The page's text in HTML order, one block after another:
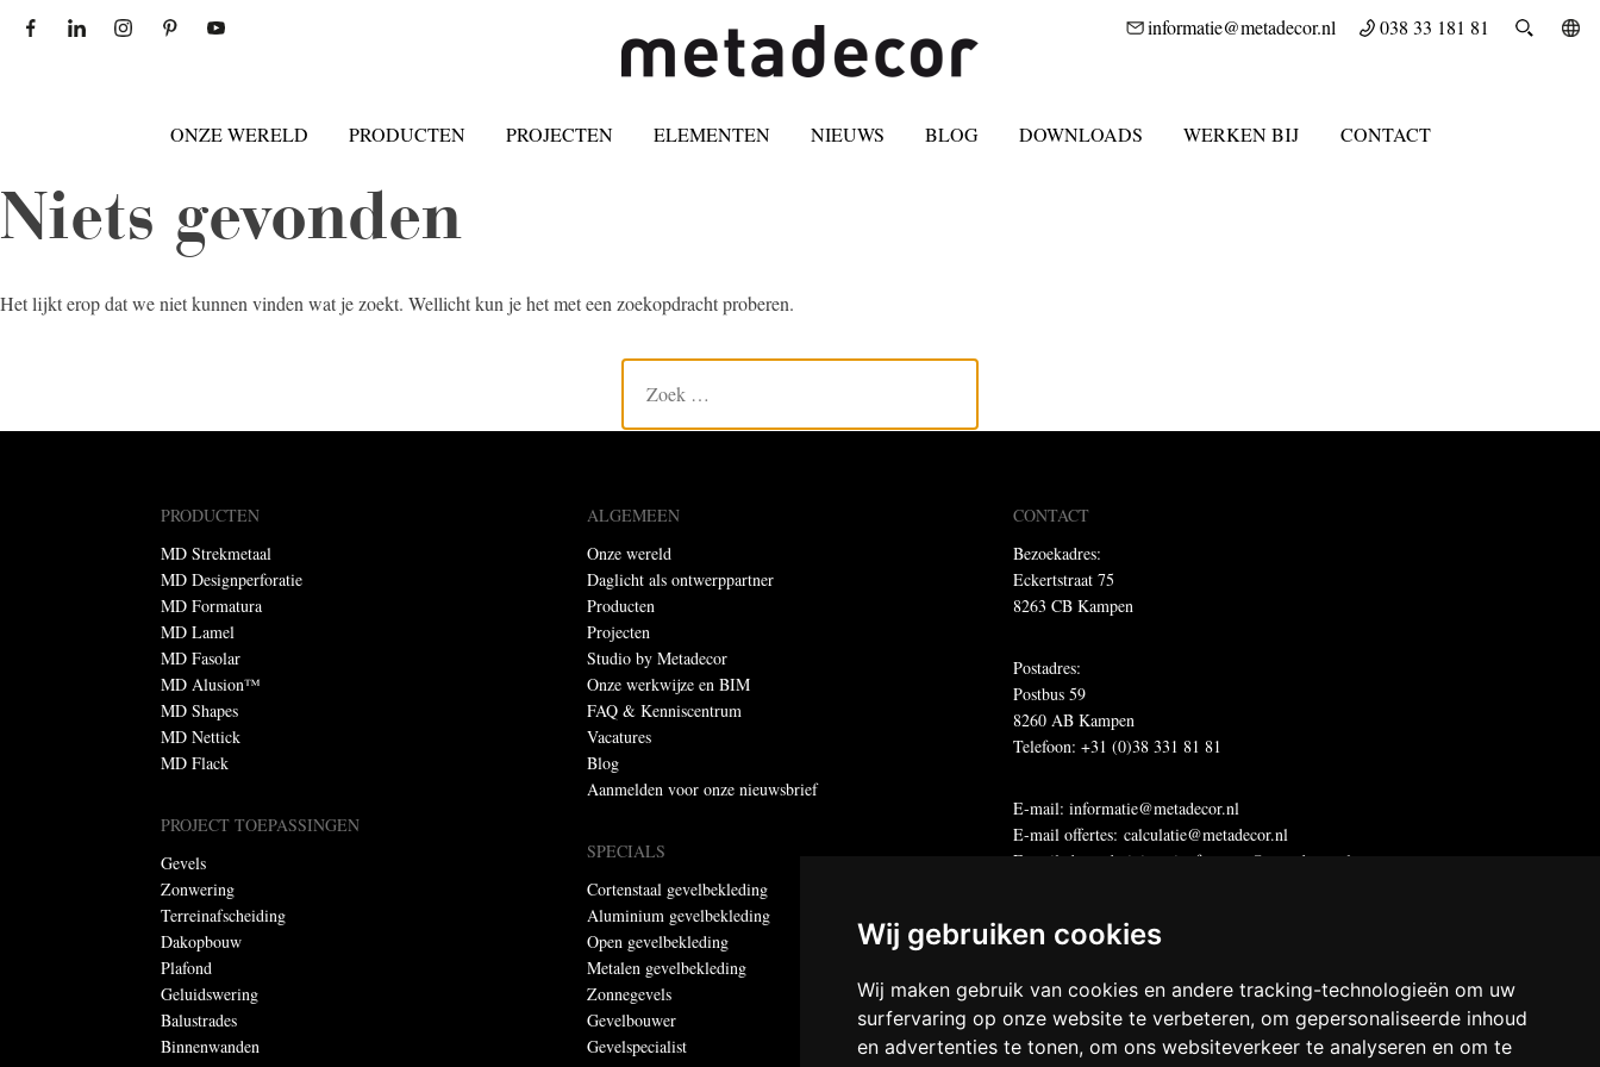
Wij gebruiken cookies
Wij maken gebruik van cookies en andere tracking-technologieën om uw
surfervaring op onze website te verbeteren, om gepersonaliseerde inhoud
en advertenties te tonen, om ons websiteverkeer te analyseren en om te
informatie@metadecor.nl 038 33 181 81
ONZE WERELD PRODUCTEN PROJECTEN ELEMENTEN NIEUWS BLOG DOWNLOADS WERKEN BIJ CONTACT
Niets gevonden
Het lijkt erop dat we niet kunnen vinden wat je zoekt. Wellicht kun je het met een zoekopdracht proberen.
PRODUCTEN
MD Strekmetaal
MD Designperforatie
MD Formatura
MD Lamel
MD Fasolar
MD Alusion™
MD Shapes
MD Nettick
MD Flack
PROJECT TOEPASSINGEN
Gevels
Zonwering
Terreinafscheiding
Dakopbouw
Plafond
Geluidswering
Balustrades
Binnenwanden
ALGEMEEN
Onze wereld
Daglicht als ontwerppartner
Producten
Projecten
Studio by Metadecor
Onze werkwijze en BIM
FAQ & Kenniscentrum
Vacatures
Blog
Aanmelden voor onze nieuwsbrief
SPECIALS
Cortenstaal gevelbekleding
Aluminium gevelbekleding
Open gevelbekleding
Metalen gevelbekleding
Zonnegevels
Gevelbouwer
Gevelspecialist
CONTACT
Bezoekadres:
Eckertstraat 75
8263 CB Kampen
Postadres:
Postbus 59
8260 AB Kampen
Telefoon: +31 (0)38 331 81 81
E-mail:informatie@metadecor.nl
E-mail offertes:calculatie@metadecor.nl
E-mailadres administratie:
facturen@metadecor.nl
Dumebo DWS voorwaarden
Privacy statement
© Metadecor
Alle rechten voorbehouden